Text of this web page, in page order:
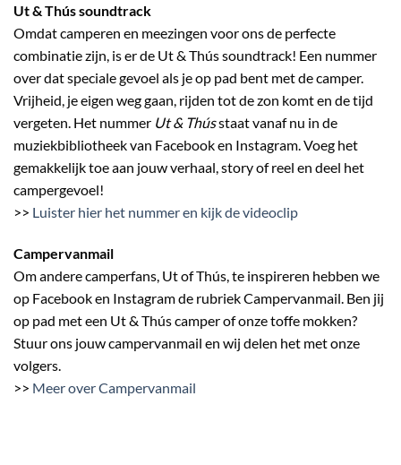
Ut & Thús soundtrack
Omdat camperen en meezingen voor ons de perfecte
combinatie zijn, is er de Ut & Thús soundtrack! Een nummer
over dat speciale gevoel als je op pad bent met de camper.
Vrijheid, je eigen weg gaan, rijden tot de zon komt en de tijd
vergeten. Het nummer Ut & Thússtaat vanaf nu in de
muziekbibliotheek van Facebook en Instagram. Voeg het
gemakkelijk toe aan jouw verhaal, story of reel en deel het
campergevoel!
>> Luister hier het nummer en kijk de videoclip
Campervanmail
Om andere camperfans, Ut of Thús, te inspireren hebben we
op Facebook en Instagram de rubriek Campervanmail. Ben jij
op pad met een Ut & Thús camper of onze toffe mokken?
Stuur ons jouw campervanmail en wij delen het met onze
volgers.
>> Meer over Campervanmail